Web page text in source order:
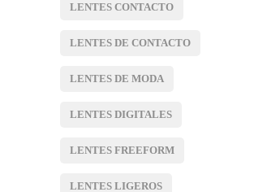
LENTES CONTACTO
LENTES DE CONTACTO
LENTES DE MODA
LENTES DIGITALES
LENTES FREEFORM
LENTES LIGEROS